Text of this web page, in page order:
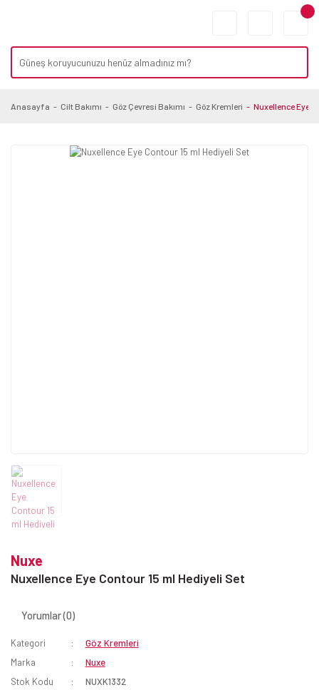
Anasayfa Cilt Bakımı Göz Çevresi Bakımı Göz Kremleri Nuxellence Eye
Nuxe
Nuxellence Eye Contour 15 ml Hediyeli Set
Yorumlar (0)
Kategori
Göz Kremleri
Marka
Nuxe
Stok Kodu
NUXK1332